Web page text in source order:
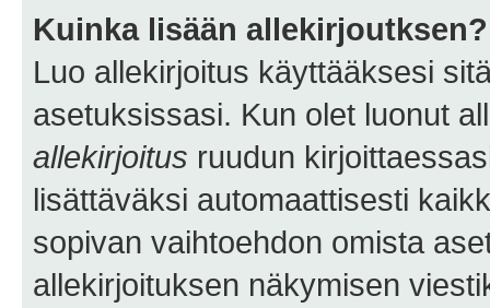
Kuinka lisään allekirjoutksen?
Luo allekirjoitus käyttääksesi
asetuksissasi. Kun olet luonut
allekirjoitus ruudun
lisättäväksi automaattisesti
sopivan vaihtoehdon omista
allekirjoituksen näkymisen